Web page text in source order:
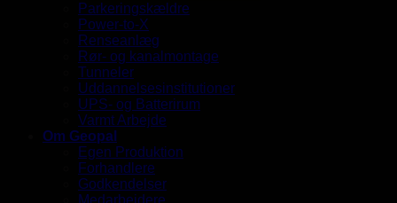
Parkeringskældre
Power-to-X
Renseanlæg
Rør- og kanalmontage
Tunneler
Uddannelsesinstitutioner
UPS- og Batterirum
Varmt Arbejde
Om Geopal
Egen Produktion
Forhandlere
Godkendelser
Medarbejdere